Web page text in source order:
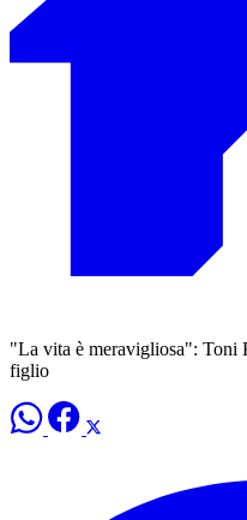
"La vita è meravigliosa": Toni
figlio